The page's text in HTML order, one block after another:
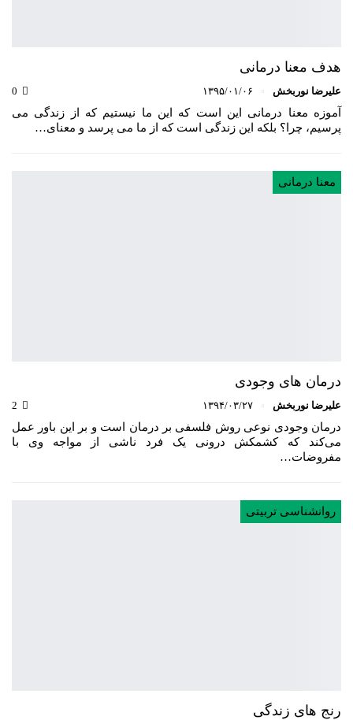
هدف معنا درمانی
علیرضا نوربخش ۱۳۹۵/۰۱/۰۶
آموزه معنا درمانی این است که این ما نیستیم که از زندگی می
پرسیم، چرا؟ بلکه این زندگی است که از ما می پرسد و معنای…
معنا درمانی
درمان های وجودی
علیرضا نوربخش ۱۳۹۴/۰۳/۲۷
درمان وجودی نوعی روش فلسفی بر درمان است و بر این باور عمل
می‌کند که کشمکش درونی یک فرد ناشی از مواجه وی با
مفروضات…
روانشناسی تربیتی
رنج های زندگی